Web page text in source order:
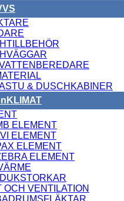
& DUSCHKABINER
KLIMAT
ELEMENT
ELEMENT
ELEMENT
ELEMENT
OCH VENTILATION